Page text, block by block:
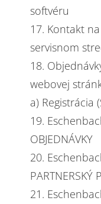
softvéru
17. Kontakt
servisnom
18.
webovej
a) Registrácia
19.
OBJEDNÁVKY
20.
PARTNERSKÝ
21.